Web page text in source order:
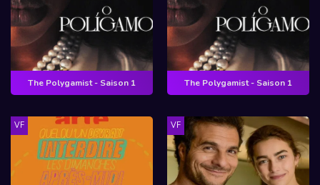
The Polygamist - Saison 1 The Polygamist - Saison 1
VF VF